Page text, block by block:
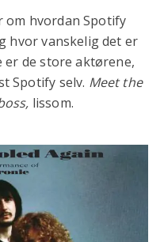
om hvordan Spotify
hvor vanskelig det er
er de store aktørene,
Spotify selv. Meet the
lissom.